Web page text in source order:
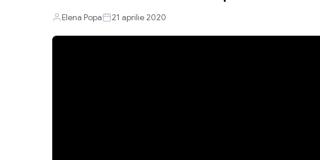
Elena Popa 21 aprilie 2020